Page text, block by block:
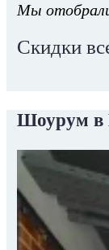
Мы
Скидки
Шоурум в